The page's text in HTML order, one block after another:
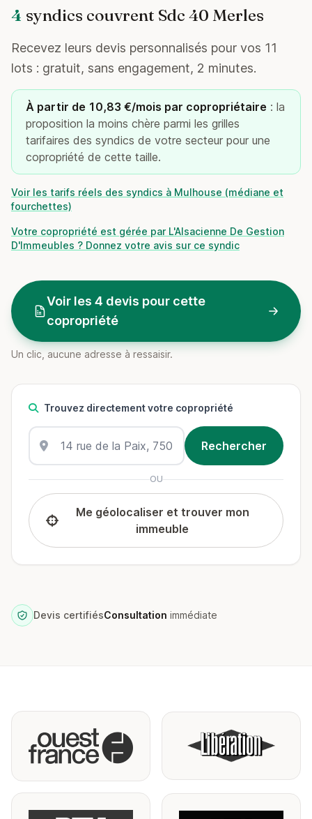
4 syndics couvrent Sdc 40 Merles
Recevez leurs devis personnalisés pour vos 11
lots : gratuit, sans engagement, 2 minutes.
À partir de 10,83 €/mois par copropriétaire : la
proposition la moins chère parmi les grilles
tarifaires des syndics de votre secteur pour une
copropriété de cette taille.
Voir les tarifs réels des syndics à Mulhouse (médiane et
fourchettes)
Votre copropriété est gérée par L'Alsacienne De Gestion
D'Immeubles ? Donnez votre avis sur ce syndic
Voir les 4 devis pour cette
copropriété
Un clic, aucune adresse à ressaisir.
Trouvez directement votre copropriété
OU
Me géolocaliser et trouver mon
immeuble
Devis certifiésConsultation immédiate